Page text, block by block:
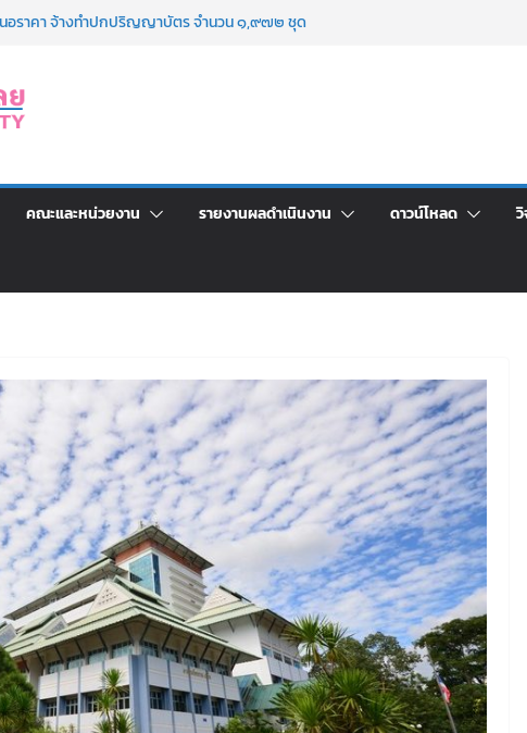
นอราคา จ้างทำปกปริญญาบัตร จำนวน ๑,๙๗๒ ชุด
ข่งขันเพื่อเป็นลูกจ้างชั่วคราว (รายวัน) สังกัด
ด้วยเงินนอกงบประมาณ ประเภทเงินรายได้
มวิชาการ เปิดบ้าน LRU ครั้งที่ 4 เปิดให้นักเรียน
วมประชุมชี้แจงกับคณะอนุกรรมาธิการ ประจำ
คณะและหน่วยงาน รายงานผลดำเนินงาน ดาวน์โหลด